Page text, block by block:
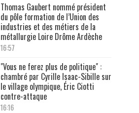
Thomas Gaubert nommé président
du pôle formation de l’Union des
industries et des métiers de la
métallurgie Loire Drôme Ardèche
16:57
"Vous ne ferez plus de politique" :
chambré par Cyrille Isaac-Sibille sur
le village olympique, Éric Ciotti
contre-attaque
16:16